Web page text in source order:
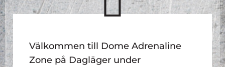
Välkommen till Dome Adrenaline
Zone på Dagläger under